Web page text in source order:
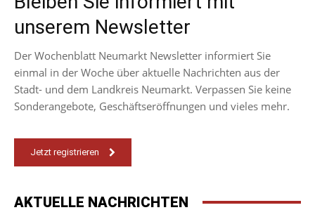
unserem Newsletter
Der Wochenblatt Neumarkt Newsletter informiert Sie
einmal in der Woche über aktuelle Nachrichten aus der
Stadt- und dem Landkreis Neumarkt. Verpassen Sie keine
Sonderangebote, Geschäftseröffnungen und vieles mehr.
Jetzt registrieren
AKTUELLE NACHRICHTEN